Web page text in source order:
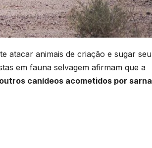
atacar animais de criação e sugar seu
em fauna selvagem afirmam que a
canídeos acometidos por sarna